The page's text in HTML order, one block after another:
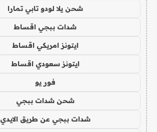
شحن يلا لودو تابي تمارا
شدات ببجي اقساط
ايتونز امريكي اقساط
ايتونز سعودي اقساط
فور يو
شحن شدات ببجي
شدات ببجي عن طريق الايدي